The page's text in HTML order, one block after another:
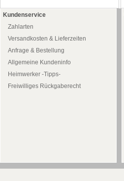
Kundenservice
Zahlarten
Versandkosten & Lieferzeiten
Anfrage & Bestellung
Allgemeine Kundeninfo
Heimwerker -Tipps-
Freiwilliges Rückgaberecht